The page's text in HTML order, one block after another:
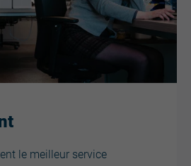
le meilleur service